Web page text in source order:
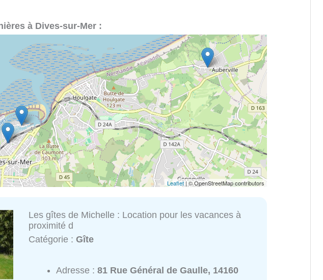
à Dives-sur-Mer :
Leaflet| © OpenStreetMap contributors
Les gîtes de Michelle : Location pour les vacances à
proximité d
Catégorie :Gîte
Adresse :81 Rue Général de Gaulle, 14160